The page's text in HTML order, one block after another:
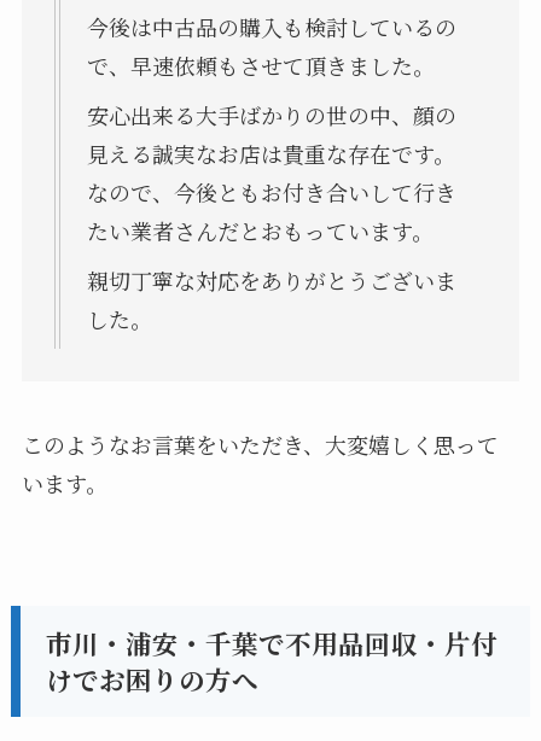
今後は中古品の購入も検討しているの
で、早速依頼もさせて頂きました。
安心出来る大手ばかりの世の中、顔の
見える誠実なお店は貴重な存在です。
なので、今後ともお付き合いして行き
たい業者さんだとおもっています。
親切丁寧な対応をありがとうございま
した。
このようなお言葉をいただき、大変嬉しく思って
います。
市川・浦安・千葉で不用品回収・片付
けでお困りの方へ